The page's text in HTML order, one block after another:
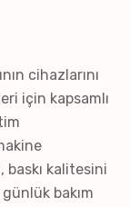
cihazlarını
için kapsamlı
baskı kalitesini
bakım